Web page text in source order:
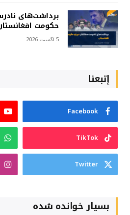
برداشت‌های
حکومت
5 آگست 2026
إتبعنا
Facebook
TikTok
Twitter
بسیار خوانده شده